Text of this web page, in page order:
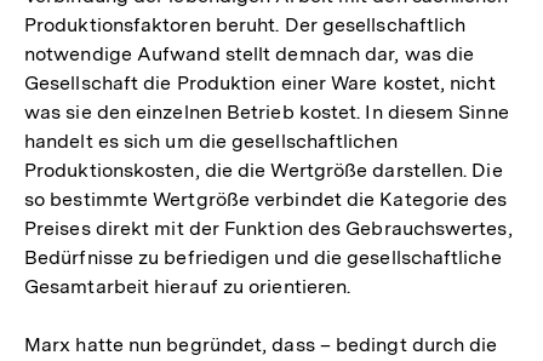
Produktionsfaktoren beruht. Der gesellschaftlich
notwendige Aufwand stellt demnach dar, was die
Gesellschaft die Produktion einer Ware kostet, nicht
was sie den einzelnen Betrieb kostet. In diesem Sinne
handelt es sich um die gesellschaftlichen
Produktionskosten, die die Wertgröße darstellen. Die
so bestimmte Wertgröße verbindet die Kategorie des
Preises direkt mit der Funktion des Gebrauchswertes,
Bedürfnisse zu befriedigen und die gesellschaftliche
Gesamtarbeit hierauf zu orientieren.
Marx hatte nun begründet, dass – bedingt durch die